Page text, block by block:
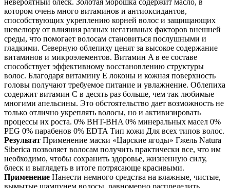
котором очень много витаминов и антиоксидантов,
способствующих укреплению корней волос и защищающих
шевелюру от влияния разных негативных факторов внешней
среды, что помогает волосам становиться послушными и
гладкими. Северную облепиху ценят за высокое содержание
витаминов и микроэлементов. Витамин A в ее составе
способствует эффективному восстановлению структуры
волос. Благодаря витамину E локоны и кожная поверхность
головы получают требуемое питание и увлажнение. Облепиха
содержит витамин C в десять раз больше, чем так любимые
многими апельсины. Это обстоятельство дает возможность не
только отлично укреплять волосы, но и активизировать
процессы их роста. 0% BHT-BHA 0% минеральных масел 0%
PEG 0% парабенов 0% EDTA Тип кожи Для всех типов волос.
Результат Применение маски «Царские ягоды» Гжель Natura
Siberica позволяет волосам получить практически все, что им
необходимо, чтобы сохранить здоровье, жизненную силу,
блеск и выглядеть в итоге потрясающе красивыми.
Применение Нанести немного средства на влажные, чистые,
вымытые шампунем волосы, равномерно распределить